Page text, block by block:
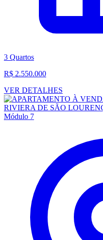
3 Quartos
R$ 2.550.000
VER DETALHES
Módulo 7